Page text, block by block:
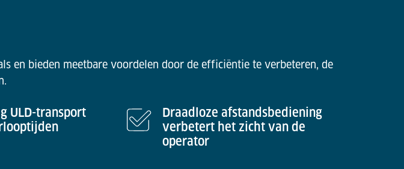
en bieden meetbare voordelen door de efficiëntie te verbeteren, de
ULD-transport
Draadloze afstandsbediening
verbetert het zicht van de
operator